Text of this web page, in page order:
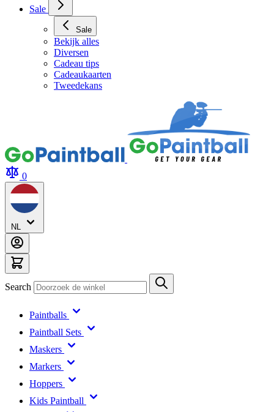
Sale
Sale
Bekijk alles
Diversen
Cadeau tips
Cadeaukaarten
Tweedekans
0
NL
Search
Paintballs
Paintball Sets
Maskers
Markers
Hoppers
Kids Paintball